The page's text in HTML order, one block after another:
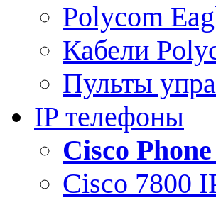
Polycom
Кабели
Пульты
IP телефоны
Сisco
Cisco 7800